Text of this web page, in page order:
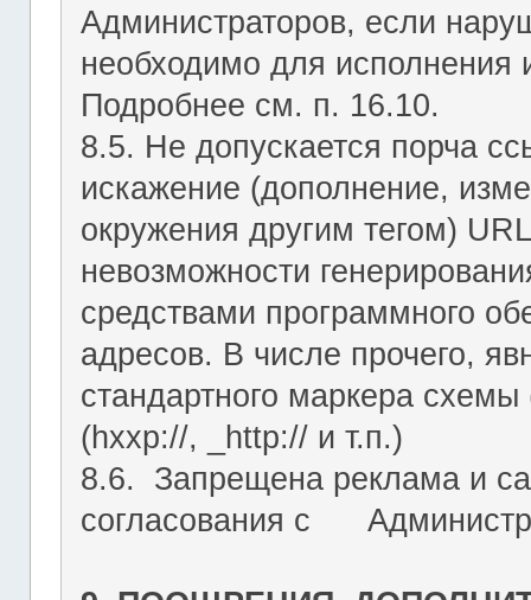
Администраторов, если
необходимо для исполнения
Подробнее см. п. 16.10.
8.5. Не допускается порча
искажение (дополнение,
окружения другим тегом)
невозможности
средствами программного
адресов. В числе прочего,
стандартного маркера
(hxxp://, _http:// и т.п.)
8.6. Запрещена реклама и
согласования с